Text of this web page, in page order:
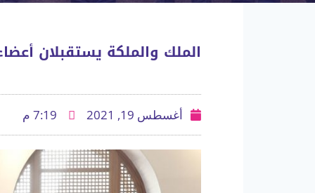
الملك والملكة يستقبلان
أغسطس 19, 2021 7:19 م